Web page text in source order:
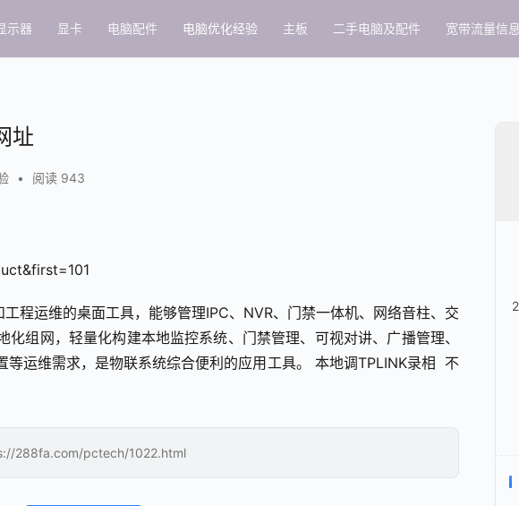
示器 显卡 电脑配件 电脑优化经验 主板 二手电脑及配件 宽带流量信息
址
• 阅读 943
程运维的桌面工具，能够管理IPC、NVR、门禁一体机、网络音柱、交
组网，轻量化构建本地监控系统、门禁管理、可视对讲、广播管理、
运维需求，是物联系统综合便利的应用工具。 本地调TPLINK录相  不
288fa.com/pctech/1022.html